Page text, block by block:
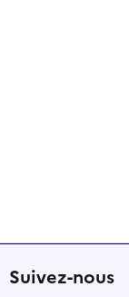
Suivez-nous